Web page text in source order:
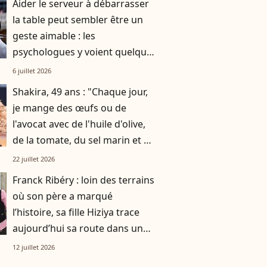
Aider le serveur à débarrasser
la table peut sembler être un
geste aimable : les
psychologues y voient quelque
chose de bien plus profond.
6 juillet 2026
Shakira, 49 ans : "Chaque jour,
je mange des œufs ou de
l'avocat avec de l'huile d'olive,
de la tomate, du sel marin et un
smoothie"
22 juillet 2026
Franck Ribéry : loin des terrains
où son père a marqué
l’histoire, sa fille Hiziya trace
aujourd’hui sa route dans un
tout autre univers
12 juillet 2026